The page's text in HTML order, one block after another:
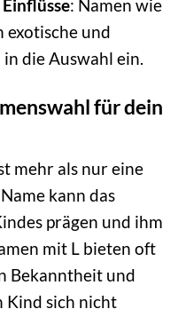
: Namen wie
exotische und
die Auswahl ein.
für dein
mehr als nur eine
kann das
prägen und ihm
mit L bieten oft
Bekanntheit und
Kind sich nicht